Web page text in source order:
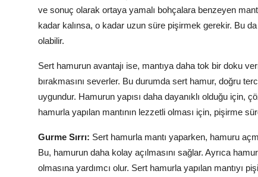
ve sonuç olarak ortaya yamalı bohçalara benzeyen
kadar kalınsa, o kadar uzun süre pişirmek gerekir. Bu
olabilir.
Sert hamurun avantajı ise, mantıya daha tok bir doku
bırakmasını severler. Bu durumda sert hamur, doğru
uygundur. Hamurun yapısı daha dayanıklı olduğu için,
hamurla yapılan mantının lezzetli olması için, pişirme
Gurme Sırrı: Sert hamurla mantı yaparken, hamuru
Bu, hamurun daha kolay açılmasını sağlar. Ayrıca
olmasına yardımcı olur. Sert hamurla yapılan mantıyı